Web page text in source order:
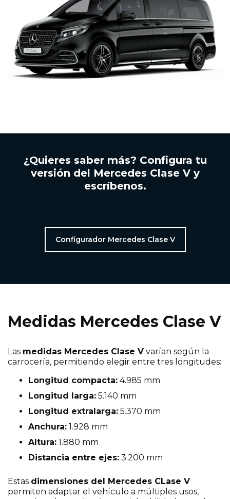
¿Quieres saber más? Configura tu
versión del Mercedes Clase V y
escríbenos.
Configurador Mercedes Clase V
Medidas Mercedes Clase V
Las medidas Mercedes Clase V varían según la
carrocería, permitiendo elegir entre tres longitudes:
Longitud compacta: 4.985 mm
Longitud larga: 5.140 mm
Longitud extralarga: 5.370 mm
Anchura: 1.928 mm
Altura: 1.880 mm
Distancia entre ejes: 3.200 mm
Estas dimensiones del Mercedes CLase V
permiten adaptar el vehículo a múltiples usos,